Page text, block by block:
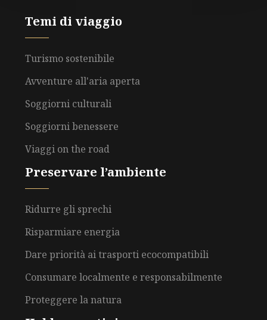
Temi di viaggio
Turismo sostenibile
Avventure all'aria aperta
Soggiorni culturali
Soggiorni benessere
Viaggi on the road
Preservare l’ambiente
Ridurre gli sprechi
Risparmiare energia
Dare priorità ai trasporti ecocompatibili
Consumare localmente e responsabilmente
Proteggere la natura